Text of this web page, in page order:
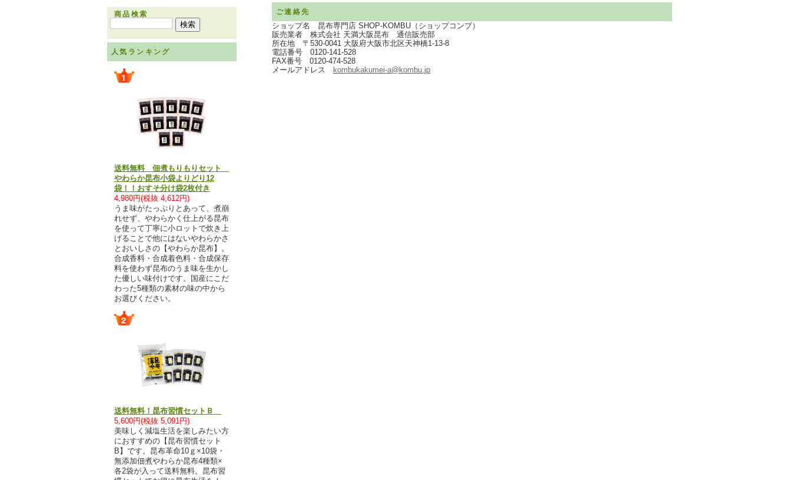
商品検索
人気ランキング
送料無料 佃煮もりもりセット
やわらか昆布小袋よりどり12
袋！！おすそ分け袋2枚付き
4,980円(税抜 4,612円)
うま味がたっぷりとあって、煮崩
れせず、やわらかく仕上がる昆布
を使って丁寧に小ロットで炊き上
げることで他にはないやわらかさ
とおいしさの【やわらか昆布】。
合成香料・合成着色料・合成保存
料を使わず昆布のうま味を生かし
た優しい味付けです。国産にこだ
わった5種類の素材の味の中から
お選びください。
送料無料！昆布習慣セットＢ
5,600円(税抜 5,091円)
美味しく減塩生活を楽しみたい方
におすすめの【昆布習慣セット
B】です。昆布革命10ｇ×10袋・
無添加佃煮やわらか昆布4種類×
各2袋が入って送料無料。昆布習
ご連絡先
ショップ名 昆布専門店 SHOP-KOMBU（ショップコンブ）
販売業者 株式会社 天満大阪昆布 通信販売部
所在地 〒530-0041 大阪府大阪市北区天神橋1-13-8
電話番号 0120-141-528
FAX番号 0120-474-528
メールアドレス
kombukakumei-a@kombu.jp